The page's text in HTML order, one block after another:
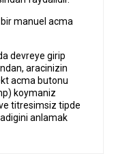
manuel acma
devreye girip
aracinizin
acma butonu
koymaniz
titresimsiz tipde
anlamak